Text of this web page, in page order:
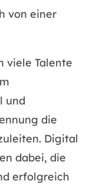
von einer
viele Talente
und
die
Digital
dabei, die
erfolgreich